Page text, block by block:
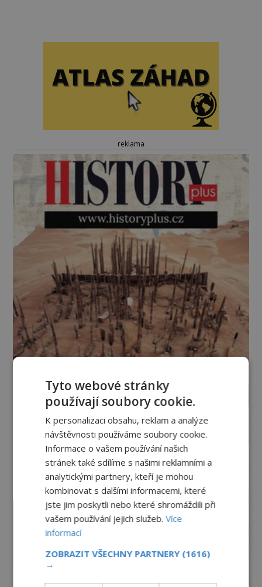
reklama
Tyto webové stránky
používají soubory cookie.
K personalizaci obsahu, reklam a analýze
návštěvnosti používáme soubory cookie.
Informace o vašem používání našich
stránek také sdílíme s našimi reklamními a
analytickými partnery, kteří je mohou
kombinovat s dalšími informacemi, které
jste jim poskytli nebo které shromáždili při
vašem používání jejich služeb.Více
informací
ZOBRAZIT VŠECHNY PARTNERY (1616)
→